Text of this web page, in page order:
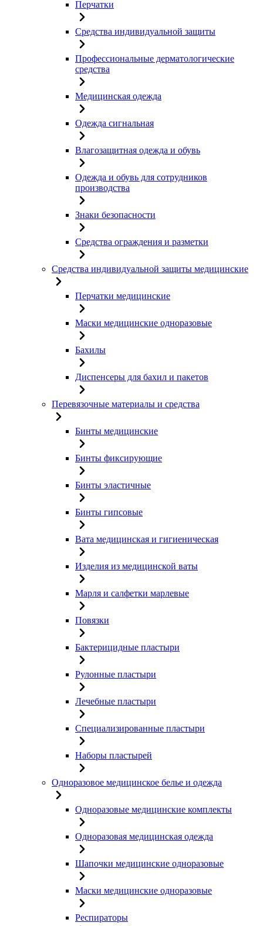
Перчатки
Средства индивидуальной защиты
Профессиональные дерматологические
средства
Медицинская одежда
Одежда сигнальная
Влагозащитная одежда и обувь
Одежда и обувь для сотрудников
производства
Знаки безопасности
Средства ограждения и разметки
Средства индивидуальной защиты медицинские
Перчатки медицинские
Маски медицинские одноразовые
Бахилы
Диспенсеры для бахил и пакетов
Перевязочные материалы и средства
Бинты медицинские
Бинты фиксирующие
Бинты эластичные
Бинты гипсовые
Вата медицинская и гигиеническая
Изделия из медицинской ваты
Марля и салфетки марлевые
Повязки
Бактерицидные пластыри
Рулонные пластыри
Лечебные пластыри
Специализированные пластыри
Наборы пластырей
Одноразовое медицинское белье и одежда
Одноразовые медицинские комплекты
Одноразовая медицинская одежда
Шапочки медицинские одноразовые
Маски медицинские одноразовые
Респираторы